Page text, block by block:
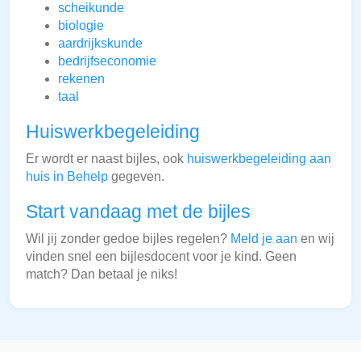
scheikunde
biologie
aardrijkskunde
bedrijfseconomie
rekenen
taal
Huiswerkbegeleiding
Er wordt er naast bijles, ook huiswerkbegeleiding aan
huis in Behelp gegeven.
Start vandaag met de bijles
Wil jij zonder gedoe bijles regelen? Meld je aan en wij
vinden snel een bijlesdocent voor je kind. Geen
match? Dan betaal je niks!